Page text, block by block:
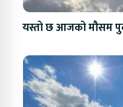
यस्तो छ आजको मौसम